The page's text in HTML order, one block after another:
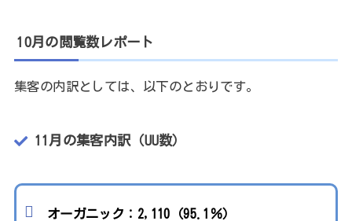
10月の閲覧数レポート
集客の内訳としては、以下のとおりです。
11月の集客内訳（UU数）
オーガニック：2,110（95.1％）